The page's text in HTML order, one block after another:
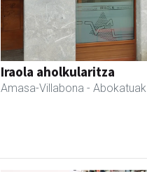
Iraola aholkularitza
Amasa-Villabona - Abokatuak